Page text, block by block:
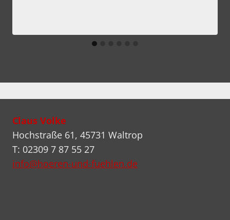
Claus Volke
Hochstraße 61, 45731 Waltrop
T: 02309 7 87 55 27
info@hoeren-und-fuehlen.de